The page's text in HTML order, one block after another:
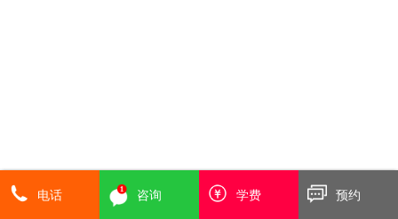
电话 咨询 学费 预约